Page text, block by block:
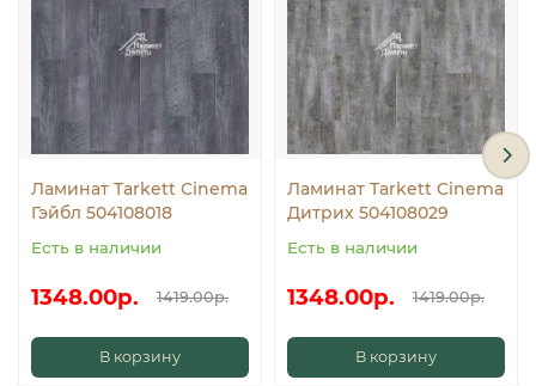
Ламинат Tarkett Cinema
Гэйбл 504108018
Есть в наличии
1348.00р. 1419.00р.
В корзину
Ламинат Tarkett Cinema
Дитрих 504108029
Есть в наличии
1348.00р. 1419.00р.
В корзину